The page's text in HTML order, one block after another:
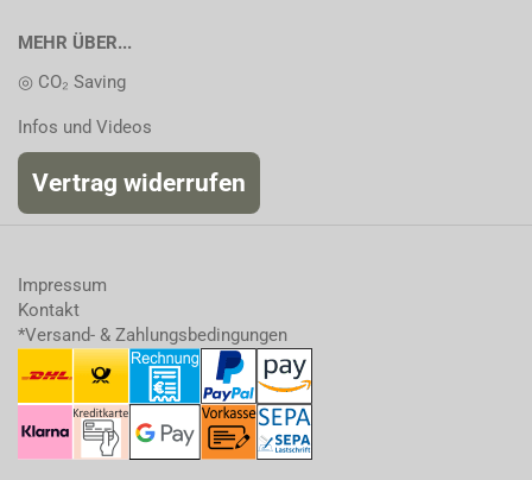
MEHR ÜBER...
◎ CO₂ Saving
Infos und Videos
Vertrag widerrufen
Impressum
Kontakt
*Versand- & Zahlungsbedingungen